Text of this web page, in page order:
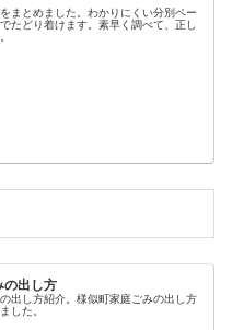
まとめました。わかりにくい分別ペー
たどり着けます。素早く調べて、正し
の出し方
出し方紹介。様似町家庭ごみの出し方
した。